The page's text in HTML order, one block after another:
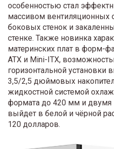
особенностью стал
массивом вентиляционных
боковых стенок и
стенке. Также новинка
материнских плат в форм-
ATX и Mini-ITX,
горизонтальной установки
3,5/2,5 дюймовых
жидкостной системой
формата до 420 мм и двумя
выйдет в белой и чёрной
120 долларов.